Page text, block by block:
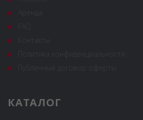
КАТАЛОГ